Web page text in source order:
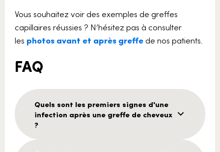
Vous souhaitez voir des exemples de greffes
capillaires réussies ? N’hésitez pas à consulter
les photos avant et après greffede nos patients.
FAQ
Quels sont les premiers signes d'une
infection après une greffe de cheveux
?